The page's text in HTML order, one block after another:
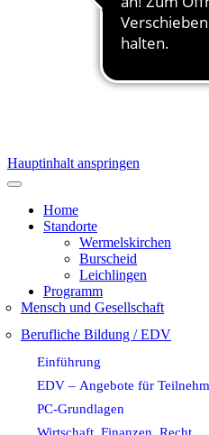
Hauptinhalt anspringen
Home
Standorte
Wermelskirchen
Burscheid
Leichlingen
Programm
Mensch und Gesellschaft
Berufliche Bildung / EDV
Einführung
EDV – Angebote für
PC-Grundlagen
Wirtschaft, Finanzen, Recht